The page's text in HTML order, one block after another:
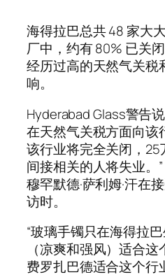
海得拉巴总共 48 家大
厂中，约有 80% 已关
经历过高的天然气关税
响。
Hyderabad Glass警告
在天然气关税方面向该
该行业将完全关闭，
间接相关的人将失业。
穆罕默德·萨利姆·汗在
访时。
“玻璃手镯只在海得拉
（凉爽和强风）适合
费罗扎巴德适合这个行